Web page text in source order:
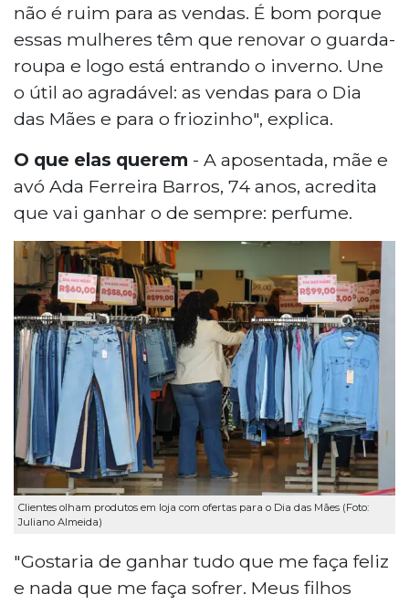
não é ruim para as vendas. É bom porque
essas mulheres têm que renovar o guarda-
roupa e logo está entrando o inverno. Une
o útil ao agradável: as vendas para o Dia
das Mães e para o friozinho", explica.
O que elas querem - A aposentada, mãe e
avó Ada Ferreira Barros, 74 anos, acredita
que vai ganhar o de sempre: perfume.
Clientes olham produtos em loja com ofertas para o Dia das Mães (Foto:
Juliano Almeida)
"Gostaria de ganhar tudo que me faça feliz
e nada que me faça sofrer. Meus filhos